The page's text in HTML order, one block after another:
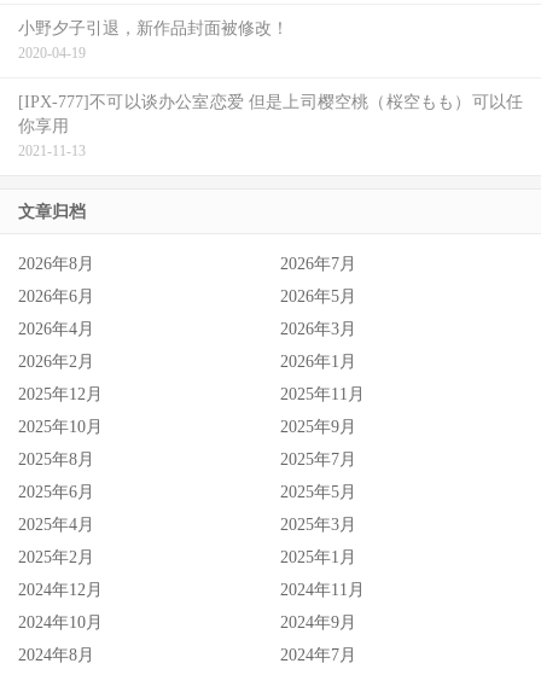
小野夕子引退，新作品封面被修改！
2020-04-19
[IPX-777]不可以谈办公室恋爱 但是上司樱空桃（桜空もも）可以任
你享用
2021-11-13
文章归档
2026年8月
2026年7月
2026年6月
2026年5月
2026年4月
2026年3月
2026年2月
2026年1月
2025年12月
2025年11月
2025年10月
2025年9月
2025年8月
2025年7月
2025年6月
2025年5月
2025年4月
2025年3月
2025年2月
2025年1月
2024年12月
2024年11月
2024年10月
2024年9月
2024年8月
2024年7月